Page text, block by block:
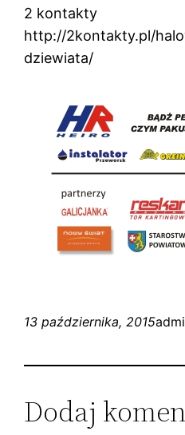
2 kontakty
http://2kontakty.pl/
dziewiata/
13 października, 2015
Dodaj